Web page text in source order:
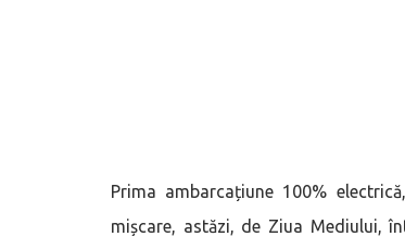
Prima ambarcațiune 100%
mișcare, astăzi, de Ziua Mediului,